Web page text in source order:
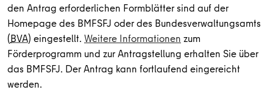
den Antrag erforderlichen Formblätter sind auf der
Homepage des BMFSFJ oder des Bundesverwaltungsamts
(BVA) eingestellt. Weitere Informationen zum
Förderprogramm und zur Antragstellung erhalten Sie über
das BMFSFJ. Der Antrag kann fortlaufend eingereicht
werden.